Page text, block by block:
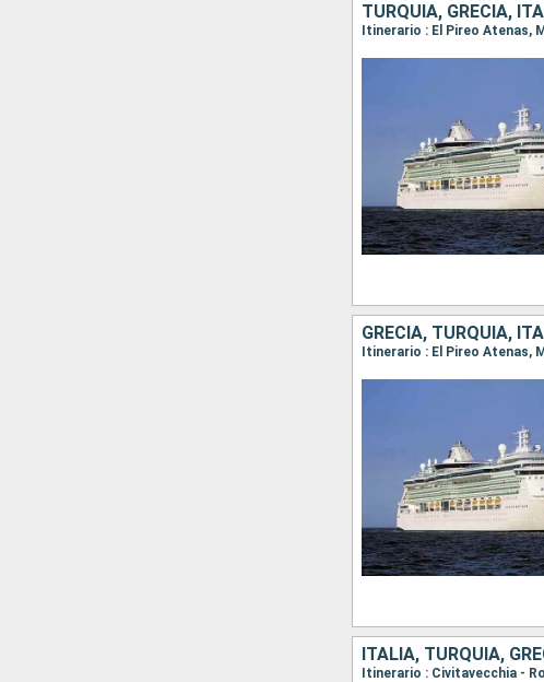
TURQUÍA, GRECIA,
Itinerario : El Pireo Atenas,
GRECIA, TURQUÍA,
Itinerario : El Pireo Atenas,
ITALIA, TURQUÍA,
Itinerario : Civitavecchia -